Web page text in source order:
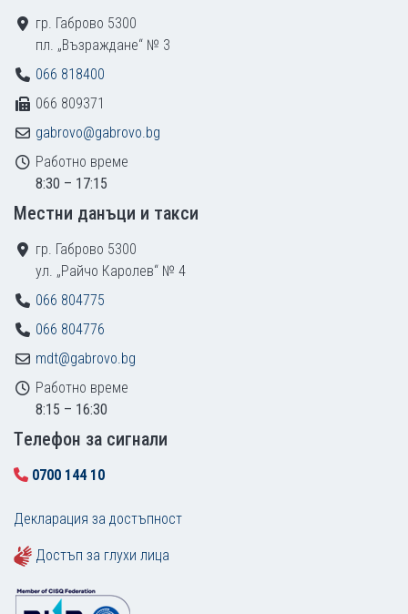
гр. Габрово 5300
пл. „Възраждане“ № 3
066 818400
066 809371
gabrovo@gabrovo.bg
Работно време
8:30 – 17:15
Местни данъци и такси
гр. Габрово 5300
ул. „Райчо Каролев“ № 4
066 804775
066 804776
mdt@gabrovo.bg
Работно време
8:15 – 16:30
Tелефон за сигнали
0700 144 10
Декларация за достъпност
Достъп за глухи лица